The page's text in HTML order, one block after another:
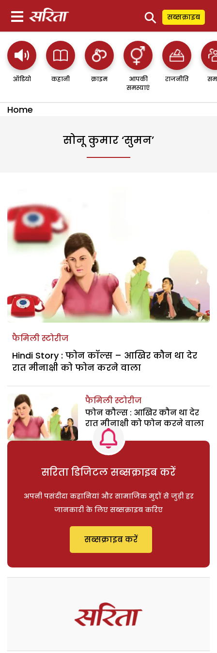
⚲ सब्सक्राइब
ऑडियो कहानी क्राइम
आपकी
समस्याएं
राजनीति
Home
सोनू कुमार ‘सुमन’
फैमिली स्टोरीज
Hindi Story : फोन कॉल्स – आखिर कौन था देर
रात मीनाक्षी को फोन करने वाला
फैमिली स्टोरीज
फोन कौल्स : आखिर कौन था देर
रात मीनाक्षी को फोन करने वाला
सरिता डिजिटल सब्सक्राइब करें
अपनी पसंदीदा कहानियां और सामाजिक मुद्दों से जुड़ी हर
जानकारी के लिए सब्सक्राइब करिए
सब्सक्राइब करें